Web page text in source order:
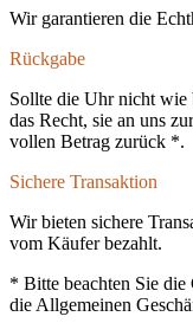
Wir garantieren die
Rückgabe
Sollte die Uhr nicht wie
das Recht, sie an uns
vollen Betrag zurück *.
Sichere Transaktion
Wir bieten sichere
vom Käufer bezahlt.
* Bitte beachten Sie
die Allgemeinen